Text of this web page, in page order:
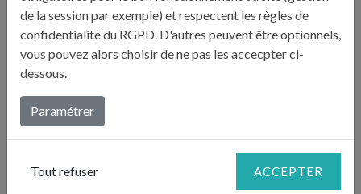
minutes avant la fin de la cuisson. Laissez enfin tiédir
les pommes (vous pouvez préparer cette étape la
veille).
Préchauffez le four à 180°C, chaleur ventilée.
la bonne taille pour votre moule. Disposez-la sur les
de la session par exemple) et respectent les règles de
confidentialité du RGPD. D'autres peuvent être optionnels,
vous pouvez alors choisir de ne pas les accecpter ci-
dessous.
Paramétrer
Tout refuser ACCEPTER